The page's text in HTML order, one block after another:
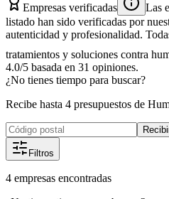
Empresas verificadas
Las
listado han sido verificadas por
autenticidad y profesionalidad.
tratamientos y soluciones contra
4.0/5 basada en 31 opiniones.
¿No tienes tiempo para buscar?
Recibe hasta 4 presupuestos de
Filtros
4 empresas encontradas